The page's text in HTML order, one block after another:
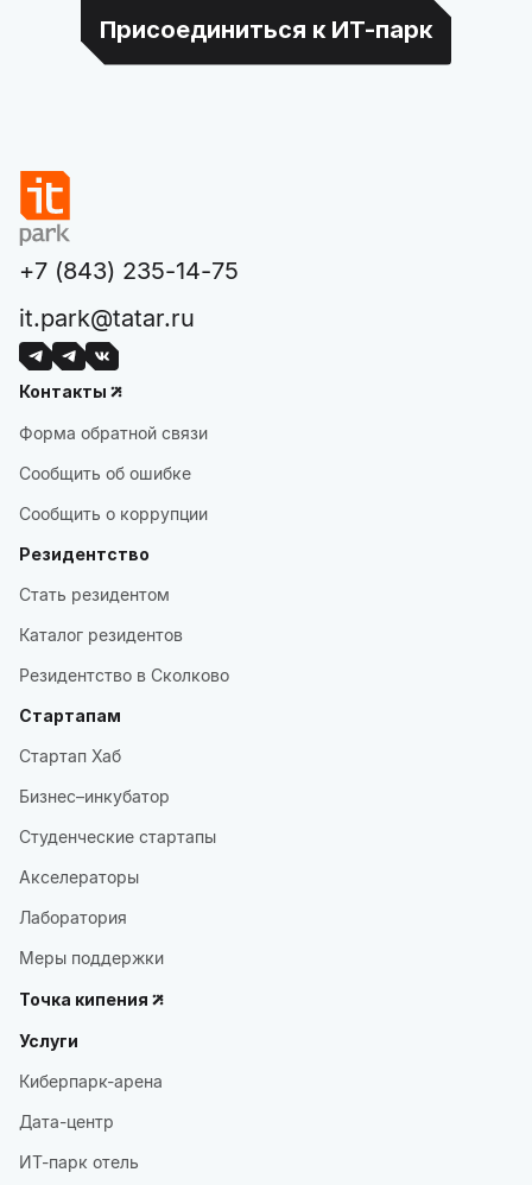
Присоединиться к ИТ-парк
+7 (843) 235-14-75
it.park@tatar.ru
Контакты
Форма обратной связи
Сообщить об ошибке
Сообщить о коррупции
Резидентство
Стать резидентом
Каталог резидентов
Резидентство в Сколково
Стартапам
Стартап Хаб
Бизнес–инкубатор
Студенческие стартапы
Акселераторы
Лаборатория
Меры поддержки
Точка кипения
Услуги
Киберпарк-арена
Дата-центр
ИТ-парк отель